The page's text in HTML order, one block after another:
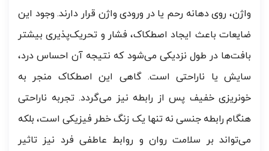
واژن، روی دهانه رحم یا در ورودی واژن قرار دارند. وجود این
ضایعات باعث ایجاد اصطکاک، فشار و تحریک‌پذیری بیشتر
بافت‌ها در طول نزدیکی می‌شود که نتیجه آن احساس درد،
سایش یا ناراحتی است. گاهی این اصطکاک منجر به
خونریزی خفیف پس از رابطه نیز می‌گردد. تجربه ناراحتی
هنگام رابطه جنسی نه تنها یک زنگ خطر فیزیکی است، بلکه
می‌تواند بر سلامت روان و روابط عاطفی فرد نیز تاثیر